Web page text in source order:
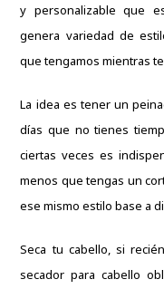
y personalizable que
genera variedad de
que tengamos mientras
La idea es tener un
días que no tienes
ciertas veces es
menos que tengas un
ese mismo estilo base a
Seca tu cabello, si
secador para cabello